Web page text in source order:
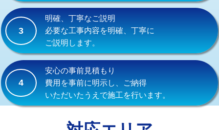
持込商品取付（単水栓）
持込商品取付（混合水栓） 16,500円
持込商品取付（浄水器・分岐水栓） 16,500円
給水管工事※（ホール加工)
給水管工事※（バンド止め) 3,300円
3
明確、丁寧なご説明
必要な工事内容を明確、丁寧に
ご説明します。
4
安心の事前見積もり
費用を事前に明示し、ご納得
いただいたうえで施工を行います。